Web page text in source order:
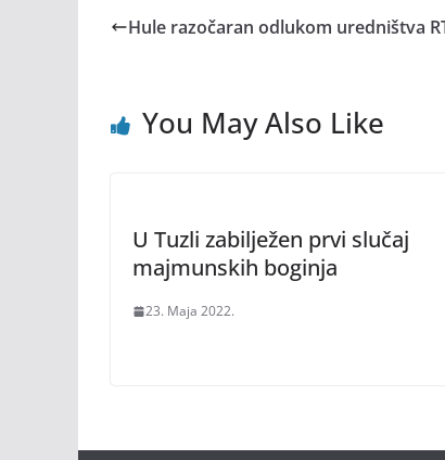
Hule razočaran odlukom uredništva
You May Also Like
U Tuzli zabilježen prvi slučaj
majmunskih boginja
23. Maja 2022.